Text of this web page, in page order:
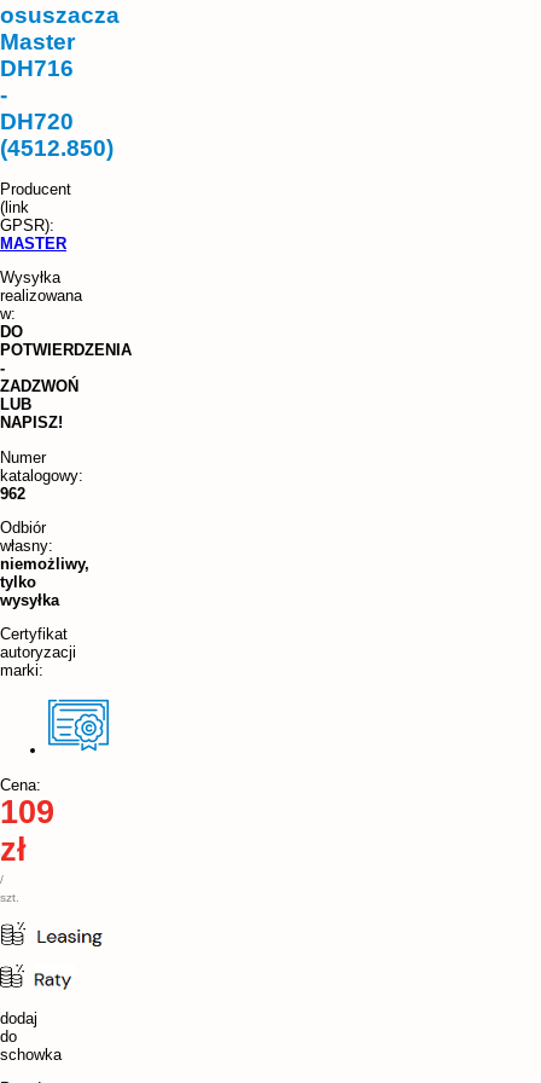
osuszacza
Master
DH716
-
DH720
(4512.850)
MASTER
Wysyłka
realizowana
w:
DO
POTWIERDZENIA
-
ZADZWOŃ
LUB
NAPISZ!
Numer
katalogowy:
962
Odbiór
własny:
niemożliwy,
tylko
wysyłka
Certyfikat
autoryzacji
marki:
Cena:
109
zł
/
szt.
dodaj
do
schowka